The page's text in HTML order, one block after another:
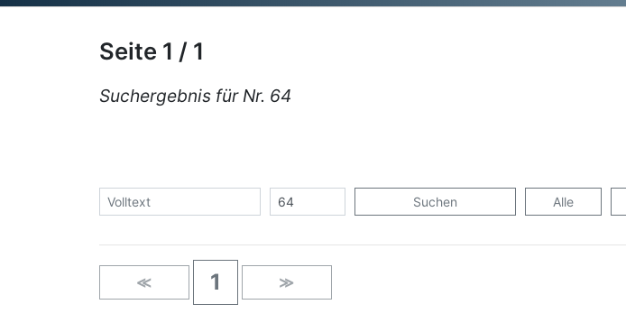
Seite 1 / 1
Suchergebnis für Nr. 64
Suchen Alle
≪ 1 ≫